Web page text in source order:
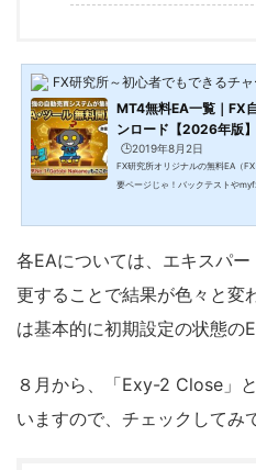
FX研究所～初心者でもできるチ
MT4無料EA一覧｜FX
ンロード【2026年版】
🕒️2019年8月2日
FX研究所オリジナルの無料EA（
要ページじゃ！バックテストや
ブログで公開しているEAの一覧で
各EAについては、エキスパ
更することで結果が色々と変
は基本的に初期設定の状態の
８月から、「Exy-2 Close」
いますので、チェックしてみ